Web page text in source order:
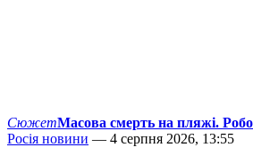
СюжетМасова смерть на пляжі.
Росія новини — 4 серпня 2026, 13:55